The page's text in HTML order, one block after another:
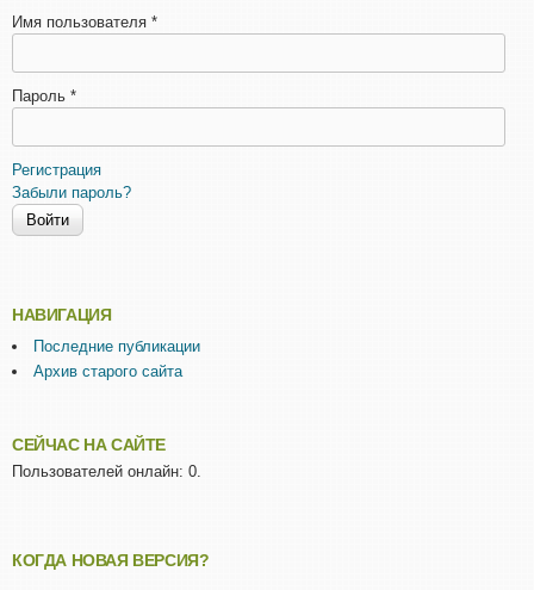
Имя пользователя *
Пароль *
Регистрация
Забыли пароль?
НАВИГАЦИЯ
Последние публикации
Архив старого сайта
СЕЙЧАС НА САЙТЕ
Пользователей онлайн: 0.
КОГДА НОВАЯ ВЕРСИЯ?